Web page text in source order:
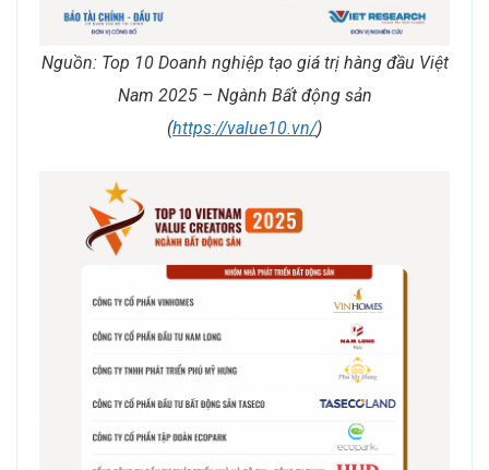
Nguồn: Top 10 Doanh nghiệp tạo giá trị hàng đầu Việt
Nam 2025 – Ngành Bất động sản
(https://value10.vn/)